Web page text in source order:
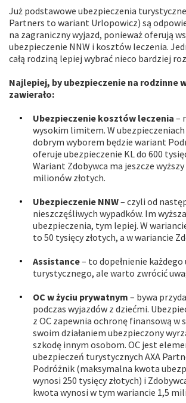
Już podstawowe ubezpieczenia
Partners to wariant Urlopowicz) są
na zagraniczny wyjazd, ponieważ oferują
ubezpieczenie NNW i kosztów leczenia.
całą rodziną lepiej wybrać nieco bardziej
Najlepiej, by ubezpieczenie na rodzinne
zawierało:
Ubezpieczenie kosztów leczenia –
wysokim limitem. W ubezpieczeniach
dobrym wyborem będzie wariant
oferuje ubezpieczenie KL do 600
Wariant Zdobywca ma jeszcze
milionów złotych.
Ubezpieczenie NNW– czyli od
nieszczęśliwych wypadków. Im
ubezpieczenia, tym lepiej. W
to 50 tysięcy złotych, a w wariancie
Assistance– to dopełnienie
turystycznego, ale warto zwrócić
OC w życiu prywatnym – bywa
podczas wyjazdów z dziećmi.
z OC zapewnia ochronę finansową w
swoim działaniem ubezpieczony
szkodę innym osobom. OC jest
ubezpieczeń turystycznych AXA
Podróżnik (maksymalna kwota
wynosi 250 tysięcy złotych) i
kwota wynosi w tym wariancie 1,5